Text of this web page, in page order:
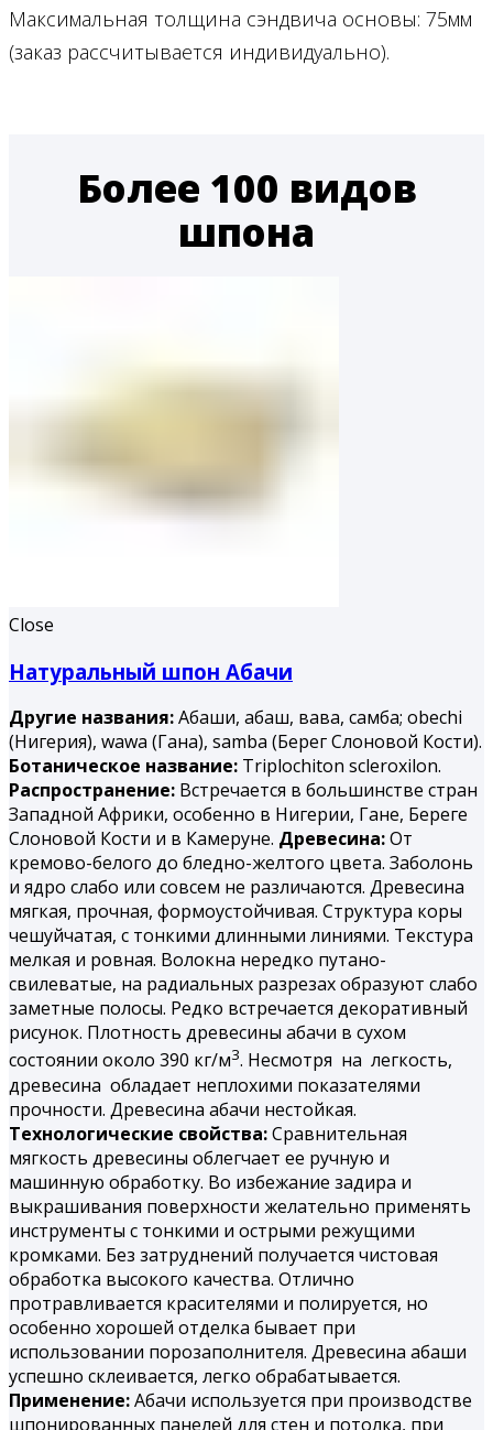
Максимальная толщина сэндвича основы: 75мм
(заказ рассчитывается индивидуально).
Более 100 видов
шпона
Close
Натуральный шпон Абачи
Другие названия:Абаши, абаш, вава, самба; obechi
(Нигерия), wawa (Гана), samba (Берег Слоновой Кости).
Ботаническое название: Triplochiton scleroxilon.
Распространение: Встречается в большинстве стран
Западной Африки, особенно в Нигерии, Гане, Береге
Слоновой Кости и в Камеруне. Древесина:От
кремово-белого до бледно-желтого цвета. Заболонь
и ядро слабо или совсем не различаются. Древесина
мягкая, прочная, формоустойчивая. Структура коры
чешуйчатая, с тонкими длинными линиями. Текстура
мелкая и ровная. Волокна нередко путано-
свилеватые, на радиальных разрезах образуют слабо
заметные полосы. Редко встречается декоративный
рисунок. Плотность древесины абачи в сухом
состоянии около 390 кг/м3. Несмотря на легкость,
древесина обладает неплохими показателями
прочности. Древесина абачи нестойкая.
Технологические свойства:Сравнительная
мягкость древесины облегчает ее ручную и
машинную обработку. Во избежание задира и
выкрашивания поверхности желательно применять
инструменты с тонкими и острыми режущими
кромками. Без затруднений получается чистовая
обработка высокого качества. Отлично
протравливается красителями и полируется, но
особенно хорошей отделка бывает при
использовании порозаполнителя. Древесина абаши
успешно склеивается, легко обрабатывается.
Применение:Абачи используется при производстве
шпонированных панелей для стен и потолка, при